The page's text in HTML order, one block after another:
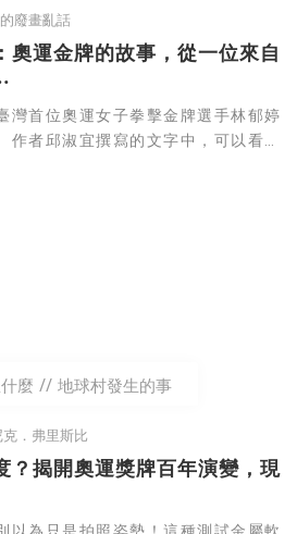
廢畫亂話
奧運金牌的故事，從一位來自
灣首位奧運女子拳擊金牌選手林郁婷
作者邱淑宜撰寫的文字中，可以看見
麼 地球村發生的事
克．弗里斯比
？揭開奧運獎牌百年演變，現